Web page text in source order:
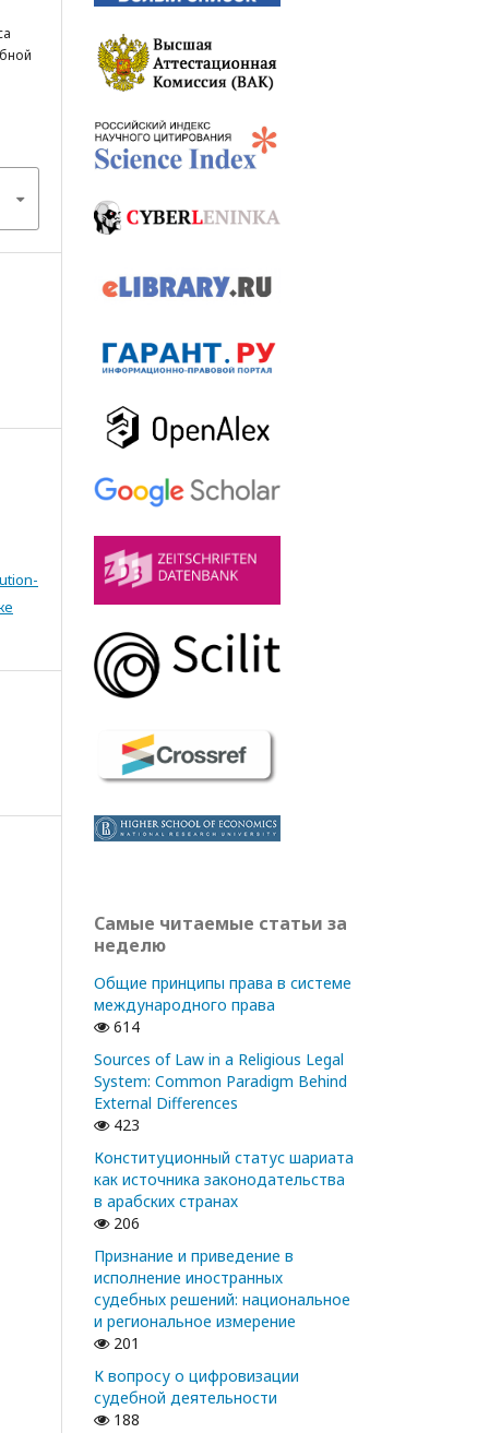
Самые читаемые статьи за
неделю
Общие принципы права в системе
международного права
614
Sources of Law in a Religious Legal
System: Common Paradigm Behind
External Differences
423
Конституционный статус шариата
как источника законодательства
в арабских странах
206
Признание и приведение в
исполнение иностранных
судебных решений: национальное
и региональное измерение
201
К вопросу о цифровизации
судебной деятельности
188